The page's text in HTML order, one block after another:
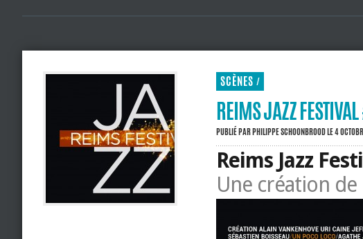
SCÈNES /
REIMS JAZZ
PUBLIÉ PARPHILIPPE SCHOONBROODLE 4
Reims Jazz
Une création